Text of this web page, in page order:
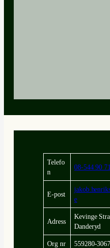
Telefo
n
08-544 90
E-post
e
Adress
Kevinge
Danderyd
Org nr 559280-3067